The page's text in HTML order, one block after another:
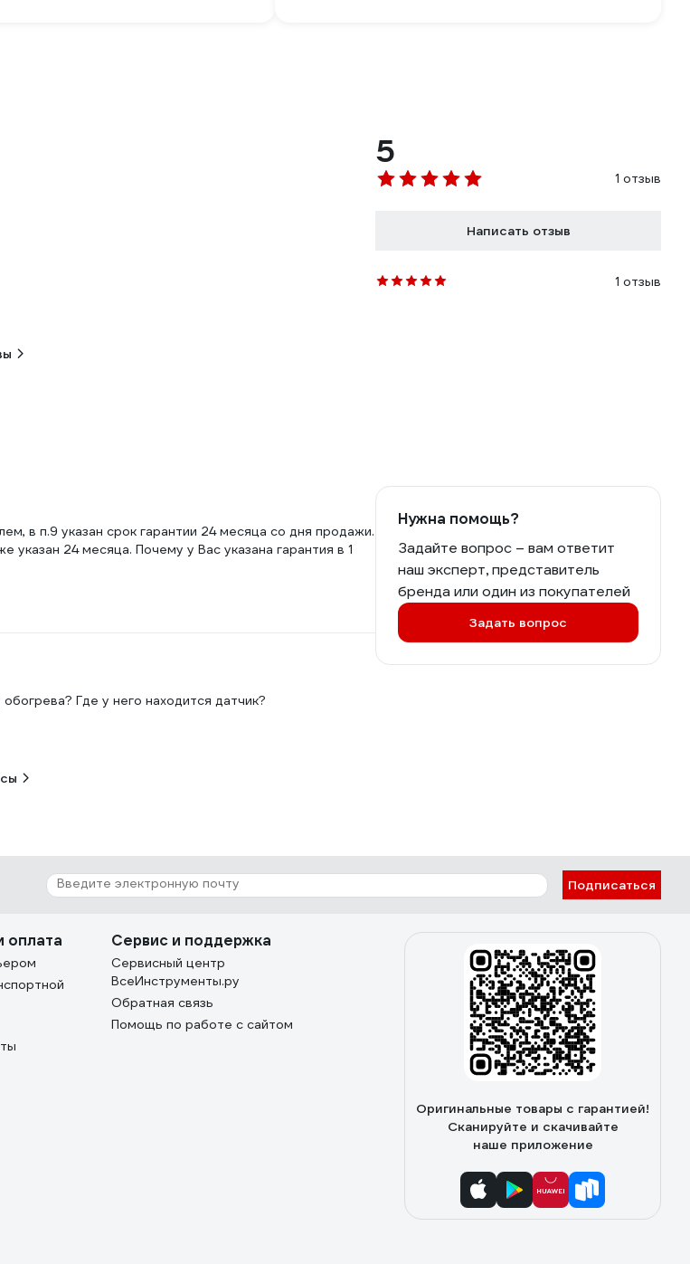
5
1 отзыв
Написать отзыв
1 отзыв
Нужна помощь?
Задайте вопрос – вам ответит
наш эксперт, представитель
бренда или один из покупателей
Задать вопрос
в п.9 указан срок гарантии 24 месяца со дня продажи.
указан 24 месяца. Почему у Вас указана гарантия в 1
Где у него находится датчик?
Подписаться
оплата Сервис и поддержка
Сервисный центр
ВсеИнструменты.ру
Обратная связь
Помощь по работе с сайтом
Оригинальные товары с гарантией!
Сканируйте и скачивайте
наше приложение